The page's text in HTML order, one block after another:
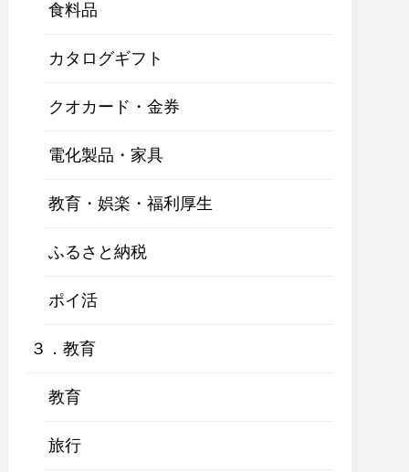
食料品
カタログギフト
クオカード・金券
電化製品・家具
教育・娯楽・福利厚生
ふるさと納税
ポイ活
３．教育
教育
旅行